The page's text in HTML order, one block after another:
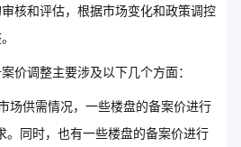
核和评估，根据市场变化和政策调控
价调整主要涉及以下几个方面：
场供需情况，一些楼盘的备案价进行
。同时，也有一些楼盘的备案价进行